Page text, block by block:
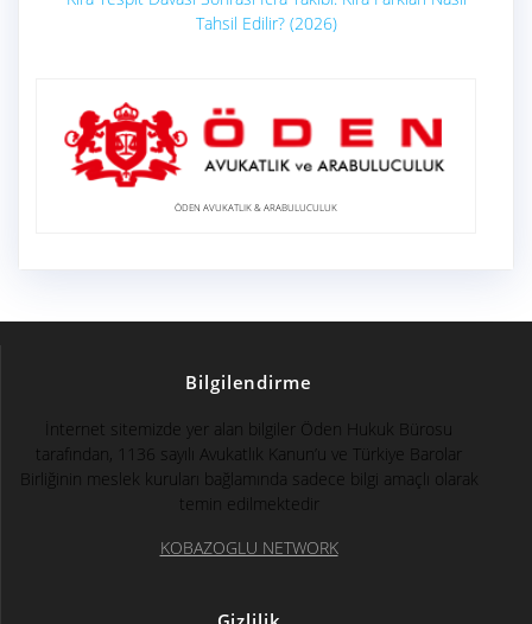
Tahsil Edilir? (2026)
ÖDEN AVUKATLIK & ARABULUCULUK
Bilgilendirme
İnternet sitemizde yer alan bilgiler Öden Hukuk Bürosu
tarafından, 1136 sayılı Avukatlık Kanun’u ve Türkiye Barolar
Birliğinin meslek kuruları bağlamında sadece bilgi amaçlı olarak
temin edilmektedir
KOBAZOGLU NETWORK